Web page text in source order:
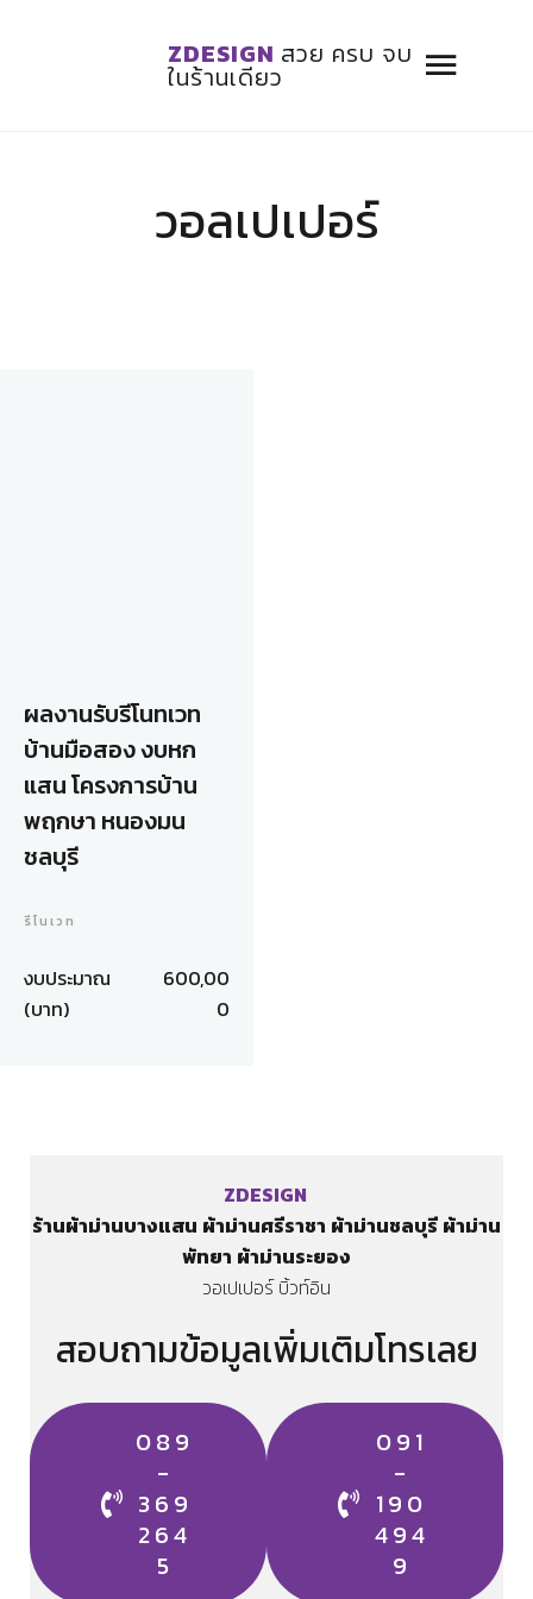
ZDESIGN สวย ครบ จบ
ในร้านเดียว
วอลเปเปอร์
ผลงานรับรีโนทเวท
บ้านมือสอง งบหก
แสน โครงการบ้าน
พฤกษา หนองมน
ชลบุรี
รีโนเวท
งบประมาณ
(บาท)
600,00
0
ZDESIGN
ร้านผ้าม่านบางแสน ผ้าม่านศรีราชา ผ้าม่านชลบุรี ผ้าม่าน
พัทยา ผ้าม่านระยอง
​วอเปเปอร์ บิ้วท์อิน
สอบถามข้อมูลเพิ่มเติมโทรเลย
089
-
369
264
5
091
-
190
494
9